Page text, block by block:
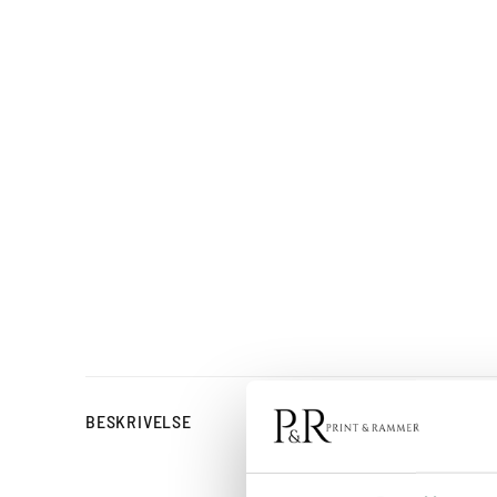
BESKRIVELSE
I Autumn indfanger
årstidens stille
tidløst og raffineret,